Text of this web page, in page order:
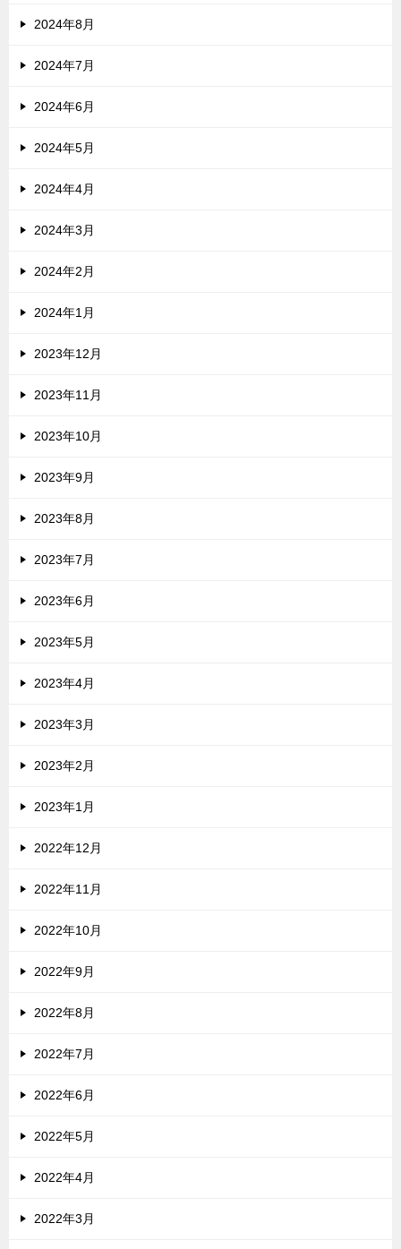
2024年8月
2024年7月
2024年6月
2024年5月
2024年4月
2024年3月
2024年2月
2024年1月
2023年12月
2023年11月
2023年10月
2023年9月
2023年8月
2023年7月
2023年6月
2023年5月
2023年4月
2023年3月
2023年2月
2023年1月
2022年12月
2022年11月
2022年10月
2022年9月
2022年8月
2022年7月
2022年6月
2022年5月
2022年4月
2022年3月